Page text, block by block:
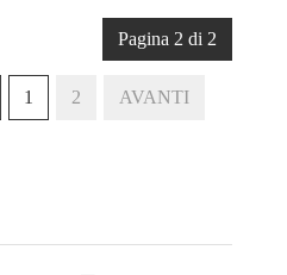
Pagina 2 di 2
1 2 AVANTI